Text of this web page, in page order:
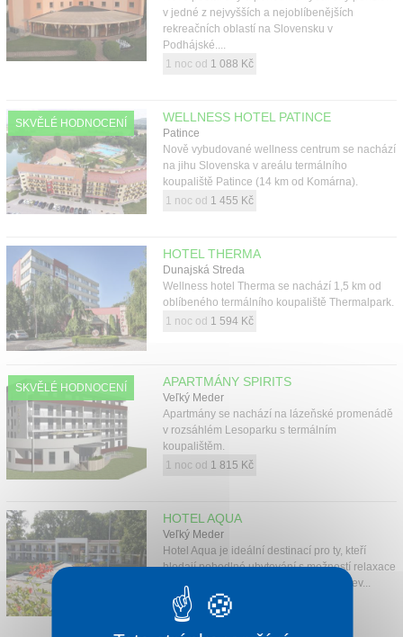
v jedné z nejvyšších a nejoblíbenějších
rekreačních oblastí na Slovensku v
Podhájské....
1 noc od 1 088 Kč
SKVĚLÉ HODNOCENÍ WELLNESS HOTEL PATINCE
Patince
Nově vybudované wellness centrum se nachází
na jihu Slovenska v areálu termálního
koupaliště Patince (14 km od Komárna).
1 noc od 1 455 Kč
HOTEL THERMA
Dunajská Streda
Wellness hotel Therma se nachází 1,5 km od
oblíbeného termálního koupaliště Thermalpark.
1 noc od 1 594 Kč
SKVĚLÉ HODNOCENÍ APARTMÁNY SPIRITS
Veľký Meder
Apartmány se nachází na lázeňské promenádě
v rozsáhlém Lesoparku s termálním
koupalištěm.
1 noc od 1 815 Kč
HOTEL AQUA
Veľký Meder
Hotel Aqua je ideální destinací pro ty, kteří
hledají pohodlné ubytování s možností relaxace
v termálních lázích a zároveň chtějí objev...
1 noc od 1 815 Kč